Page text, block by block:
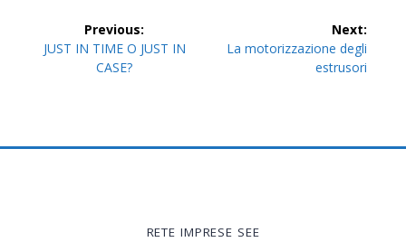
Navigazione
articoli
Previous:
Previous
JUST IN TIME O JUST IN
CASE?
Next:
Next
La motorizzazione degli
estrusori
RETE IMPRESE SEE